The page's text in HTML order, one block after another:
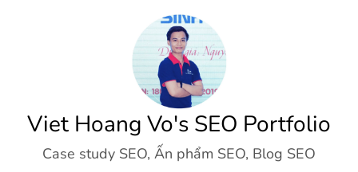
Viet Hoang Vo's SEO Portfolio
Case study SEO, Ấn phẩm SEO, Blog SEO